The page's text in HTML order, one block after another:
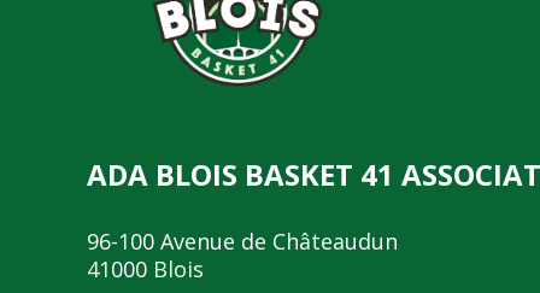
ADA BLOIS BASKET 41
96-100 Avenue de Châteaudun
41000 Blois